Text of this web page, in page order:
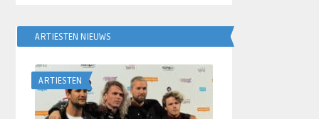
ARTIESTEN NIEUWS
ARTIESTEN